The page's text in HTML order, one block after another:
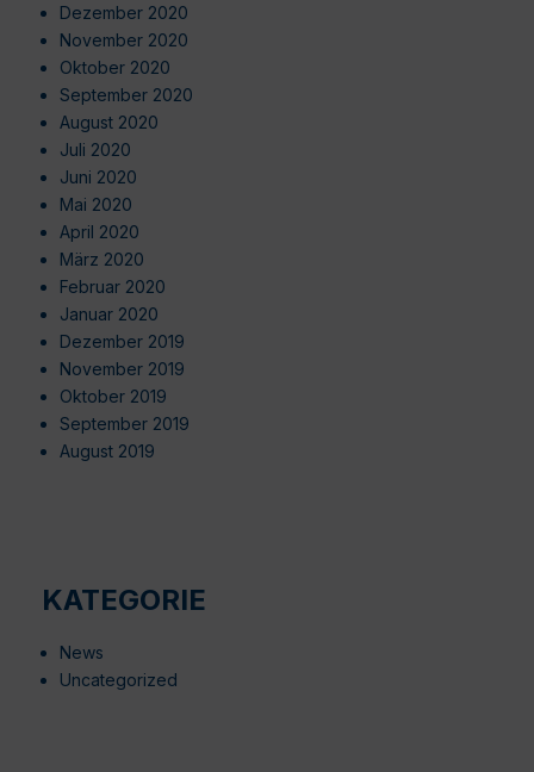
Dezember 2020
November 2020
Oktober 2020
September 2020
August 2020
Juli 2020
Juni 2020
Mai 2020
April 2020
März 2020
Februar 2020
Januar 2020
Dezember 2019
November 2019
Oktober 2019
September 2019
August 2019
KATEGORIE
News
Uncategorized